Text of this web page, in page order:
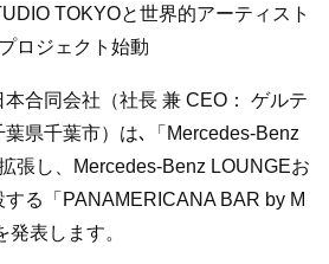
TOKYOと世界的アーティスト
ロジェクト始動
本合同会社（社長 兼 CEO： ゲルテ
葉県千葉市）は､「Mercedes-Benz
張し、Mercedes-Benz LOUNGEお
る「PANAMERICANA BAR by M
表します。